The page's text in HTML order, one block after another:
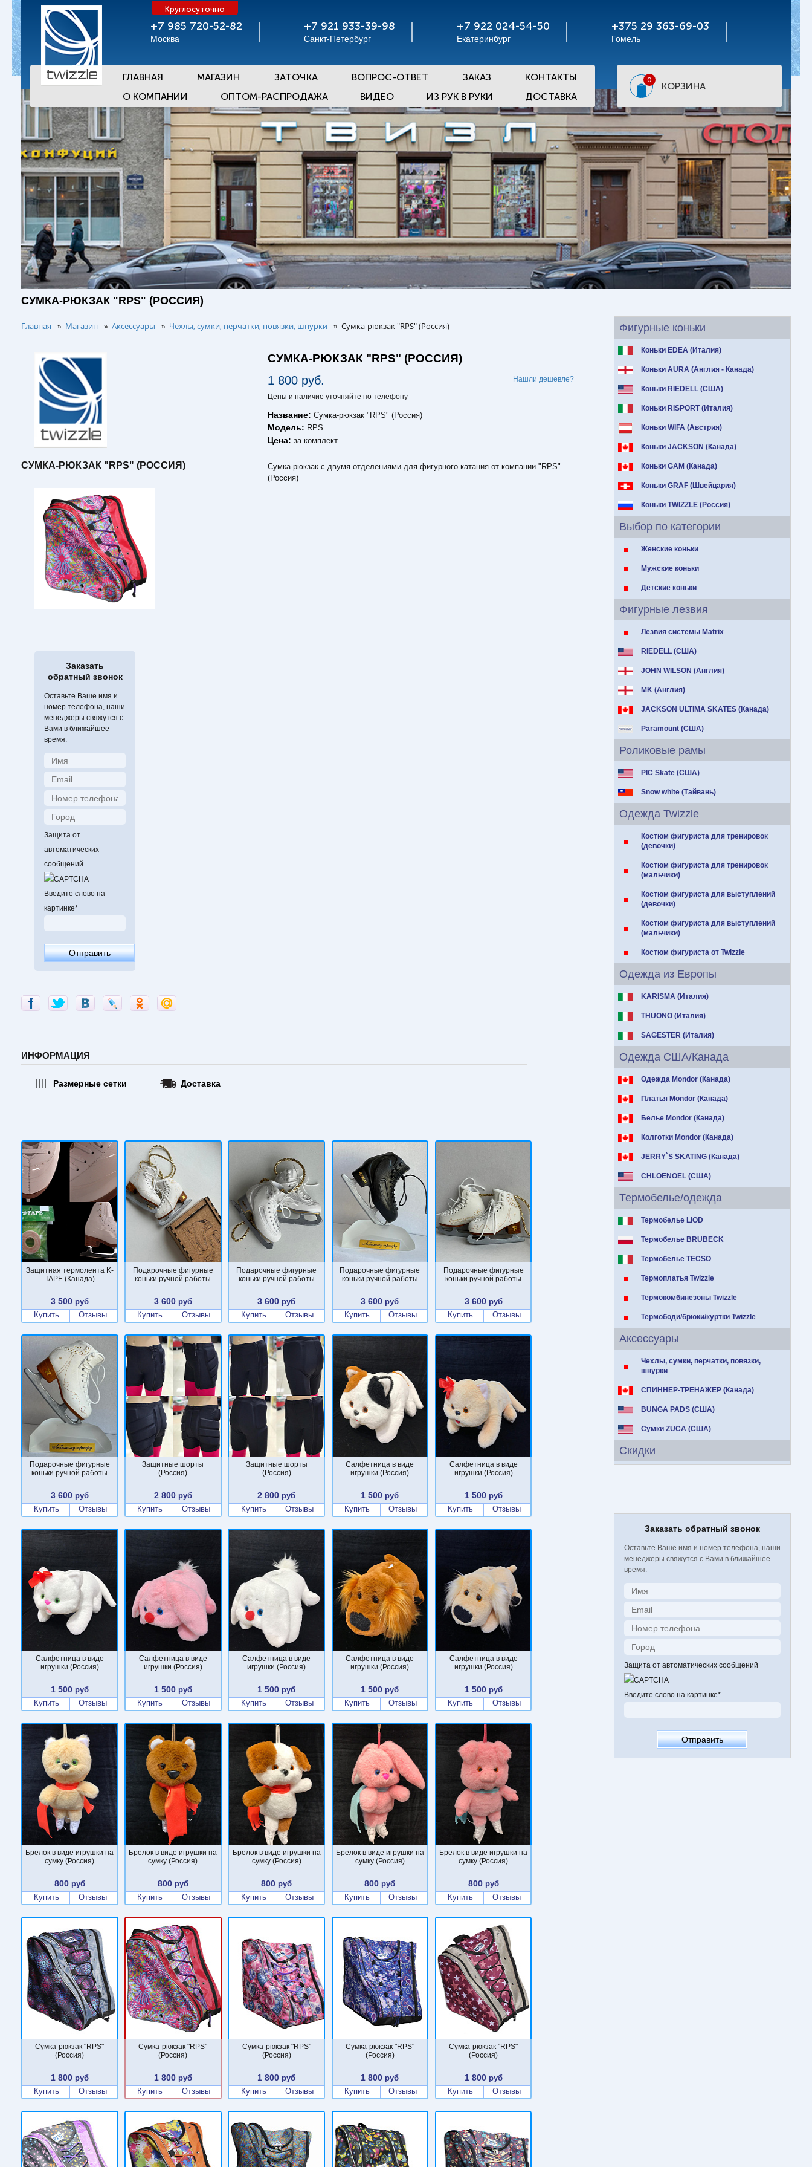
+7 985 720-52-82
Москва
Круглосуточно
+7 921 933-39-98
Санкт-Петербург
+7 922 024-54-50
Екатеринбург
+375 29 363-69-03
Гомель
ГЛАВНАЯ МАГАЗИН ЗАТОЧКА ВОПРОС-ОТВЕТ ЗАКАЗ
КОНТАКТЫ
О КОМПАНИИ
ОПТОМ-РАСПРОДАЖА ВИДЕО ИЗ РУК В РУКИ ДОСТАВКА
0
КОРЗИНА
СУМКА-РЮКЗАК "RPS" (РОССИЯ)
Фигурные коньки
Коньки EDEA (Италия)
Коньки AURA (Англия - Канада)
Коньки RIEDELL (США)
Коньки RISPORT (Италия)
Коньки WIFA (Австрия)
Коньки JACKSON (Канада)
Коньки GAM (Канада)
Коньки GRAF (Швейцария)
Коньки TWIZZLE (Россия)
Выбор по категории
Женские коньки
Мужские коньки
Детские коньки
Фигурные лезвия
Лезвия системы Matrix
RIEDELL (США)
JOHN WILSON (Англия)
MK (Англия)
JACKSON ULTIMA SKATES (Канада)
Paramount (США)
Роликовые рамы
PIC Skate (США)
Snow white (Тайвань)
Одежда Twizzle
Костюм фигуриста для тренировок
(девочки)
Костюм фигуриста для тренировок
(мальчики)
Костюм фигуриста для выступлений
(девочки)
Костюм фигуриста для выступлений
(мальчики)
Костюм фигуриста от Twizzle
Одежда из Европы
KARISMA (Италия)
THUONO (Италия)
SAGESTER (Италия)
Одежда США/Канада
Одежда Mondor (Канада)
Платья Mondor (Канада)
Белье Mondor (Канада)
Колготки Mondor (Канада)
JERRY`S SKATING (Канада)
CHLOENOEL (США)
Термобелье/одежда
Термобелье LIOD
Термобелье BRUBECK
Термобелье TECSO
Термоплатья Twizzle
Термокомбинезоны Twizzle
Термободи/брюки/куртки Twizzle
Аксессуары
Чехлы, сумки, перчатки, повязки,
шнурки
СПИННЕР-ТРЕНАЖЕР (Канада)
BUNGA PADS (США)
Сумки ZUCA (США)
Скидки
Заказать обратный звонок
Оставьте Ваше имя и номер телефона, наши
менеджеры свяжутся с Вами в ближайшее
время.
Защита от автоматических сообщений
Введите слово на картинке*
Главная » Магазин » Аксессуары » Чехлы, сумки, перчатки, повязки, шнурки » Сумка-рюкзак "RPS" (Россия)
СУМКА-РЮКЗАК "RPS" (РОССИЯ)
Заказать
обратный звонок
Оставьте Ваше имя и
номер телефона, наши
менеджеры свяжутся с
Вами в ближайшее
время.
Защита от
автоматических
сообщений
Введите слово на
картинке*
СУМКА-РЮКЗАК "RPS" (РОССИЯ)
1 800 руб. Нашли дешевле?
Цены и наличие уточняйте по телефону
Название:Сумка-рюкзак "RPS" (Россия)
Модель: RPS
Цена:за комплект
Сумка-рюкзак с двумя отделениями для фигурного катания от компании "RPS"
(Россия)
ИНФОРМАЦИЯ
Размерные сетки Доставка
Защитная термолента K-
TAPE (Канада)
3 500руб
Купить
Отзывы
Подарочные фигурные
коньки ручной работы
3 600руб
Купить
Отзывы
Подарочные фигурные
коньки ручной работы
3 600 руб
Купить
Отзывы
Подарочные фигурные
коньки ручной работы
3 600 руб
Купить
Отзывы
Подарочные фигурные
коньки ручной работы
3 600руб
Купить
Отзывы
Подарочные фигурные
коньки ручной работы
3 600руб
Купить
Отзывы
Защитные шорты
(Россия)
2 800руб
Купить
Отзывы
Защитные шорты
(Россия)
2 800 руб
Купить
Отзывы
Салфетница в виде
игрушки (Россия)
1 500 руб
Купить
Отзывы
Салфетница в виде
игрушки (Россия)
1 500руб
Купить
Отзывы
Салфетница в виде
игрушки (Россия)
1 500руб
Купить
Отзывы
Салфетница в виде
игрушки (Россия)
1 500руб
Купить
Отзывы
Салфетница в виде
игрушки (Россия)
1 500 руб
Купить
Отзывы
Салфетница в виде
игрушки (Россия)
1 500 руб
Купить
Отзывы
Салфетница в виде
игрушки (Россия)
1 500руб
Купить
Отзывы
Брелок в виде игрушки на
сумку (Россия)
800руб
Купить
Отзывы
Брелок в виде игрушки на
сумку (Россия)
800руб
Купить
Отзывы
Брелок в виде игрушки на
сумку (Россия)
800 руб
Купить
Отзывы
Брелок в виде игрушки на
сумку (Россия)
800 руб
Купить
Отзывы
Брелок в виде игрушки на
сумку (Россия)
800руб
Купить
Отзывы
Сумка-рюкзак "RPS"
(Россия)
1 800руб
Купить
Отзывы
Сумка-рюкзак "RPS"
(Россия)
1 800руб
Купить
Отзывы
Сумка-рюкзак "RPS"
(Россия)
1 800 руб
Купить
Отзывы
Сумка-рюкзак "RPS"
(Россия)
1 800 руб
Купить
Отзывы
Сумка-рюкзак "RPS"
(Россия)
1 800руб
Купить
Отзывы